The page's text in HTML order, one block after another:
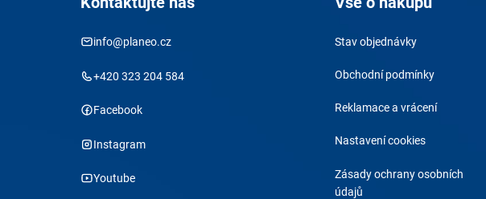
info@planeo.cz
+420 323 204 584
Facebook
Instagram
Youtube
Stav objednávky
Obchodní podmínky
Reklamace a vrácení
Nastavení cookies
Zásady ochrany osobních
údajů